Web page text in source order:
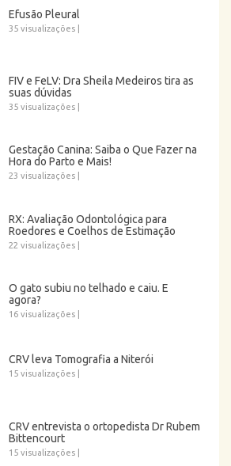
Efusão Pleural
35 visualizações
FIV e FeLV: Dra Sheila Medeiros tira as
suas dúvidas
35 visualizações
Gestação Canina: Saiba o Que Fazer na
Hora do Parto e Mais!
23 visualizações
RX: Avaliação Odontológica para
Roedores e Coelhos de Estimação
22 visualizações
O gato subiu no telhado e caiu. E
agora?
16 visualizações
CRV leva Tomografia a Niterói
15 visualizações
CRV entrevista o ortopedista Dr Rubem
Bittencourt
15 visualizações